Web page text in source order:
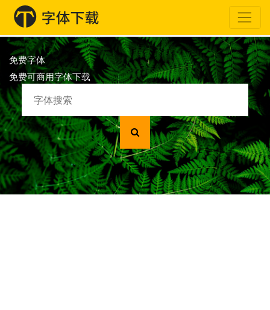
免费字体
免费可商用字体下载